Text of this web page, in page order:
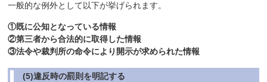
一般的な例外として以下が挙げられます。
①既に公知となっている情報
②第三者から合法的に取得した情報
③法令や裁判所の命令により開示が求められた情報
(5)違反時の罰則を明記する